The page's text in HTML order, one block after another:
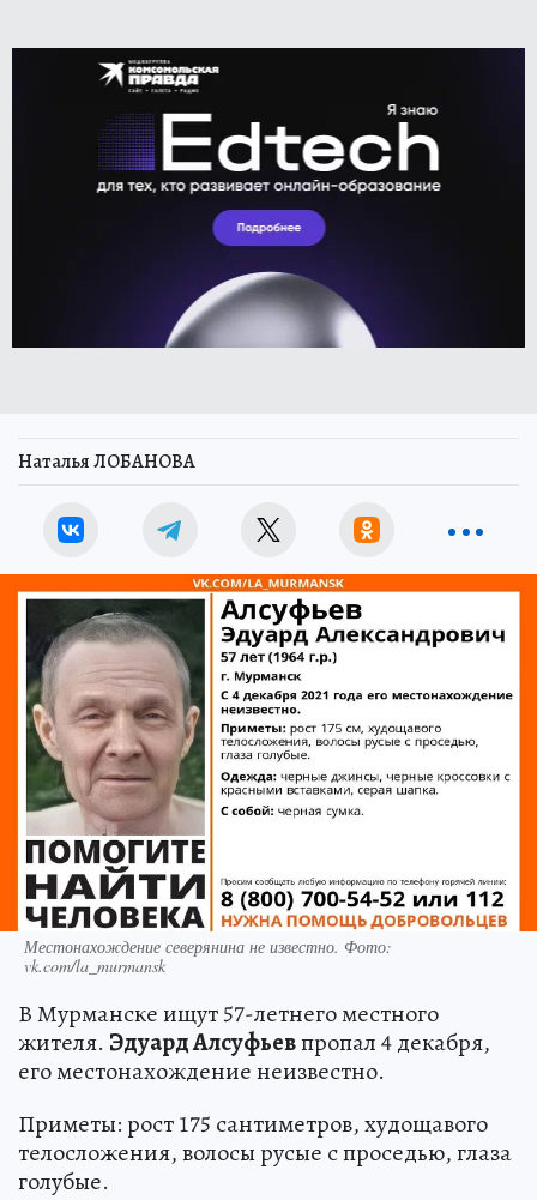
Наталья ЛОБАНОВА
Местонахождение северянина не известно. Фото:
vk.com/la_murmansk
В Мурманске ищут 57-летнего местного
жителя. Эдуард Алсуфьевпропал 4 декабря,
его местонахождение неизвестно.
Приметы: рост 175 сантиметров, худощавого
телосложения, волосы русые с проседью, глаза
голубые.